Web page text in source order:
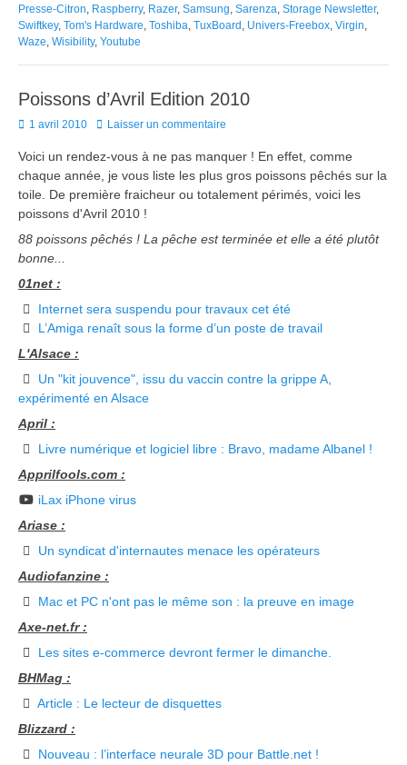
Presse-Citron, Raspberry, Razer, Samsung, Sarenza, Storage Newsletter,
Swiftkey, Tom's Hardware, Toshiba, TuxBoard , Univers-Freebox, Virgin,
Waze, Wisibility, Youtube
Poissons d’Avril Edition 2010
Posted
1 avril 2010 Laisser un commentaire
Voici un rendez-vous à ne pas manquer ! En effet, comme
chaque année, je vous liste les plus gros poissons pêchés sur la
toile. De première fraicheur ou totalement périmés, voici les
poissons d'Avril 2010 !
88 poissons pêchés ! La pêche est terminée et elle a été plutôt
bonne...
01net :
Internet sera suspendu pour travaux cet été
L’Amiga renaît sous la forme d’un poste de travail
L'Alsace :
Un "kit jouvence", issu du vaccin contre la grippe A,
expérimenté en Alsace
April :
Livre numérique et logiciel libre : Bravo, madame Albanel !
Apprilfools.com :
iLax iPhone virus
Ariase :
Un syndicat d'internautes menace les opérateurs
Audiofanzine :
Mac et PC n'ont pas le même son : la preuve en image
Axe-net.fr :
Les sites e-commerce devront fermer le dimanche.
BHMag :
Article : Le lecteur de disquettes
Blizzard :
Nouveau : l’interface neurale 3D pour Battle.net !